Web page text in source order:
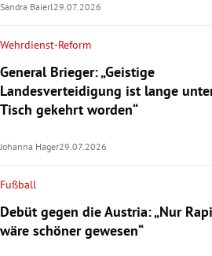
Sandra Baierl29.07.2026
Wehrdienst-Reform
General Brieger: „Geistige
Landesverteidigung ist lange
Tisch gekehrt worden“
Johanna Hager29.07.2026
Fußball
Debüt gegen die Austria: „Nur
wäre schöner gewesen“